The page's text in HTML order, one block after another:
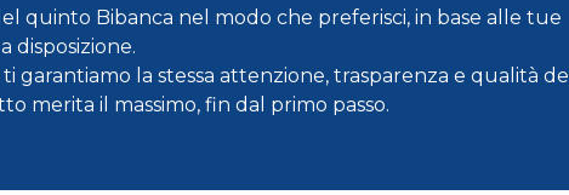
quinto Bibanca nel modo che preferisci, in base alle tue
disposizione.
garantiamo la stessa attenzione, trasparenza e qualità del
merita il massimo, fin dal primo passo.